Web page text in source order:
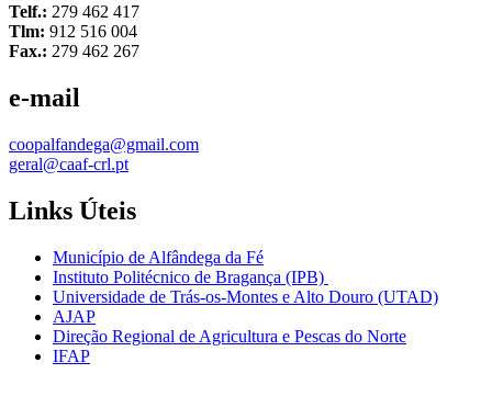
Telf.: 279 462 417
Tlm: 912 516 004
Fax.: 279 462 267
e-mail
coopalfandega@gmail.com
geral@caaf-crl.pt
Links Úteis
Município de Alfândega da Fé
Instituto Politécnico de Bragança (IPB)
Universidade de Trás-os-Montes e Alto Douro (UTAD)
AJAP
Direção Regional de Agricultura e Pescas do Norte
IFAP